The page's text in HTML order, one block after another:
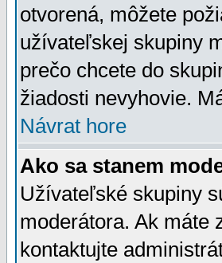
otvorená, môžete
užívateľskej skupiny
prečo chcete do
žiadosti nevyhovie.
Návrat hore
Ako sa stanem
Užívateľské skupiny
moderátora. Ak máte
kontaktujte